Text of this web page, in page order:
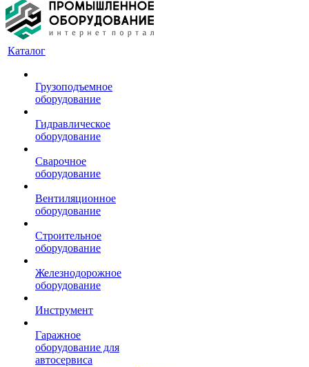
Каталог
Грузоподъемное
оборудование
Гидравлическое
оборудование
Сварочное
оборудование
Вентиляционное
оборудование
Строительное
оборудование
Железнодорожное
оборудование
Инструмент
Гаражное
оборудование для
автосервиса